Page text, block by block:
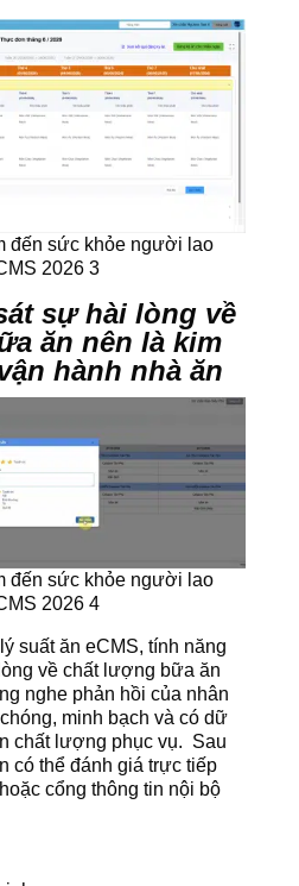
đến sức khỏe người lao
2026 3
sự hài lòng về
ăn nên là kim
hành nhà ăn
đến sức khỏe người lao
2026 4
suất ăn eCMS, tính năng
về chất lượng bữa ăn
nghe phản hồi của nhân
minh bạch và có dữ
chất lượng phục vụ. Sau
có thể đánh giá trực tiếp
cổng thông tin nội bộ